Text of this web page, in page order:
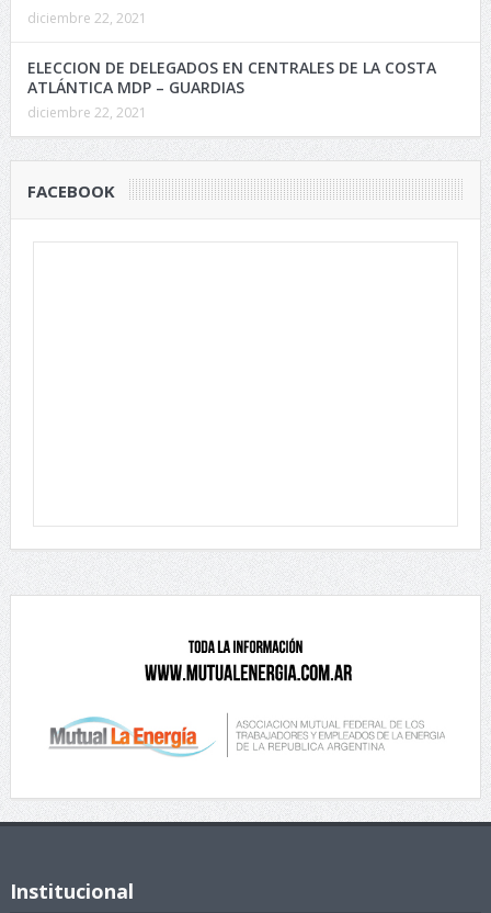
diciembre 22, 2021
ELECCION DE DELEGADOS EN CENTRALES DE LA COSTA
ATLÁNTICA MDP – GUARDIAS
diciembre 22, 2021
FACEBOOK
Institucional